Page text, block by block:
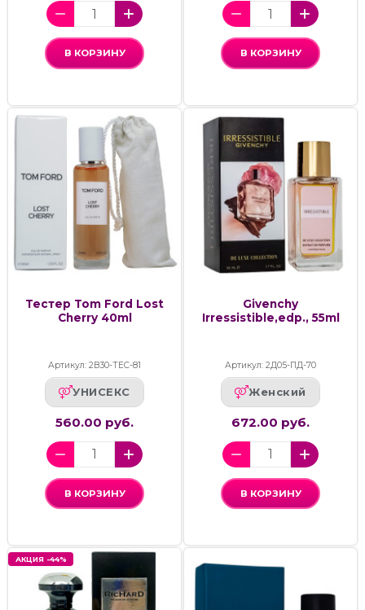
В КОРЗИНУ В КОРЗИНУ
Тестер Tom Ford Lost
Cherry 40ml
Артикул: 2В30-ТЕС-81
УНИСЕКС
560.00 руб.
В КОРЗИНУ
Givenchy
Irressistible,edp., 55ml
Артикул: 2Д05-ПД-70
Женский
672.00 руб.
В КОРЗИНУ
АКЦИЯ -44%